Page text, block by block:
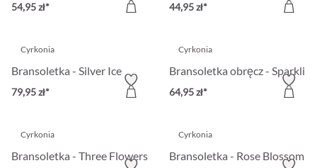
54,95 zł* 44,95 zł*
Cyrkonia
Bransoletka - Silver Ice
79,95 zł*
Cyrkonia
Bransoletka obręcz -
64,95 zł*
Cyrkonia
Bransoletka - Three Flowers
Cyrkonia
Bransoletka - Rose Blossom